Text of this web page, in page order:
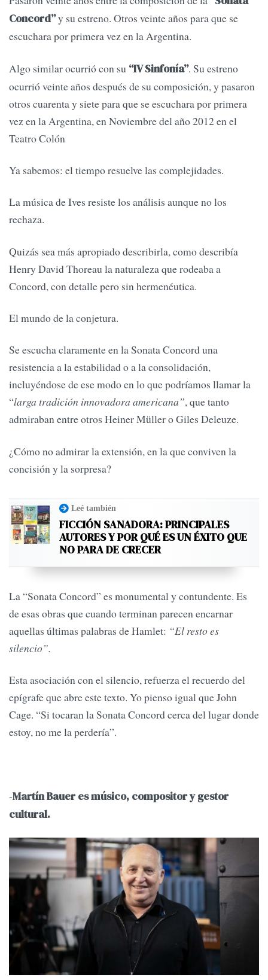
Concord”y su estreno. Otros veinte años para que se
escuchara por primera vez en la Argentina.
Algo similar ocurrió con su “IV Sinfonía”. Su estreno
ocurrió veinte años después de su composición, y pasaron
otros cuarenta y siete para que se escuchara por primera
vez en la Argentina, en Noviembre del año 2012 en el
Teatro Colón
Ya sabemos: el tiempo resuelve las complejidades.
La música de Ives resiste los análisis aunque no los
rechaza.
Quizás sea más apropiado describirla, como describía
Henry David Thoreau la naturaleza que rodeaba a
Concord, con detalle pero sin hermenéutica.
El mundo de la conjetura.
Se escucha claramente en la Sonata Concord una
resistencia a la estabilidad o a la consolidación,
incluyéndose de ese modo en lo que podríamos llamar la
“larga tradición innovadora americana”, que tanto
admiraban entre otros Heiner Müller o Giles Deleuze.
¿Cómo no admirar la extensión, en la que conviven la
concisión y la sorpresa?
Leé también
FICCIÓN SANADORA: PRINCIPALES
AUTORES Y POR QUÉ ES UN ÉXITO QUE
NO PARA DE CRECER
La “Sonata Concord” es monumental y contundente. Es
de esas obras que cuando terminan parecen encarnar
aquellas últimas palabras de Hamlet: “El resto es
silencio”.
Esta asociación con el silencio, refuerza el recuerdo del
epígrafe que abre este texto. Yo pienso igual que John
Cage. “Si tocaran la Sonata Concord cerca del lugar donde
estoy, no me la perdería”.
-Martín Bauer es músico, compositor y gestor
cultural.